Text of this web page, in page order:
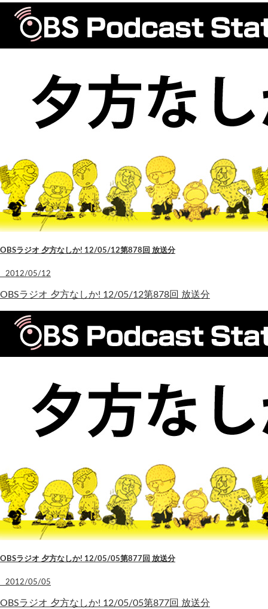
OBSラジオ 夕方なしか! 12/05/12第878回 放送分
2012/05/12
OBSラジオ 夕方なしか! 12/05/12第878回 放送分
OBSラジオ 夕方なしか! 12/05/05第877回 放送分
2012/05/05
OBSラジオ 夕方なしか! 12/05/05第877回 放送分